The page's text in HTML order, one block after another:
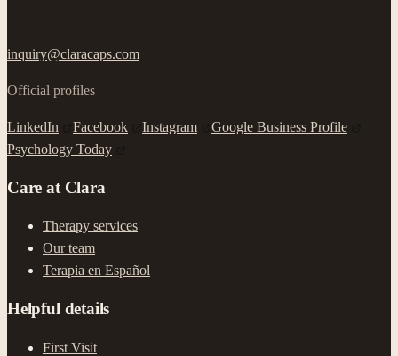
inquiry@claracaps.com
Official profiles
LinkedIn Facebook Instagram
Google Business Profile
Psychology Today
Care at Clara
Therapy services
Our team
Terapia en Español
Helpful details
First Visit